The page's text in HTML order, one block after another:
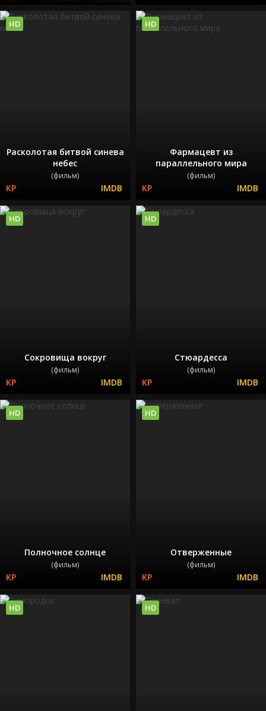
Расколотая битвой синева
небес
(фильм)
HD
Фармацевт из
параллельного мира
(фильм)
HD
Сокровища вокруг
(фильм)
HD
Стюардесса
(фильм)
HD
Полночное солнце
(фильм)
HD
Отверженные
(фильм)
HD
HD HD